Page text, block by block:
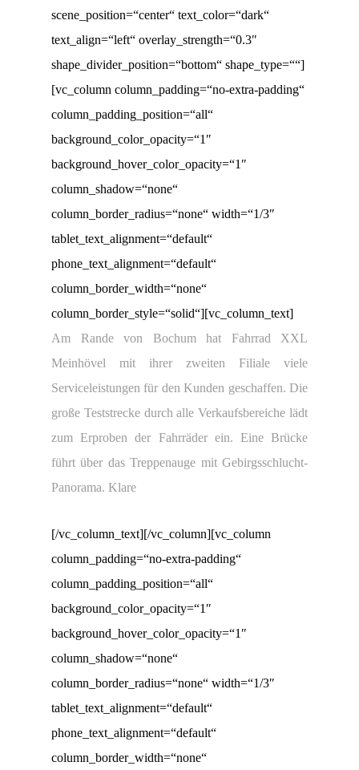
scene_position=“center“ text_color=“dark“
text_align=“left“ overlay_strength=“0.3″
shape_divider_position=“bottom“ shape_type=““]
[vc_column column_padding=“no-extra-padding“
column_padding_position=“all“
background_color_opacity=“1″
background_hover_color_opacity=“1″
column_shadow=“none“
column_border_radius=“none“ width=“1/3″
tablet_text_alignment=“default“
phone_text_alignment=“default“
column_border_width=“none“
column_border_style=“solid“][vc_column_text]
Am Rande von Bochum hat Fahrrad XXL
Meinhövel mit ihrer zweiten Filiale viele
Serviceleistungen für den Kunden geschaffen. Die
große Teststrecke durch alle Verkaufsbereiche lädt
zum Erproben der Fahrräder ein. Eine Brücke
führt über das Treppenauge mit Gebirgsschlucht-
Panorama. Klare
[/vc_column_text][/vc_column][vc_column
column_padding=“no-extra-padding“
column_padding_position=“all“
background_color_opacity=“1″
background_hover_color_opacity=“1″
column_shadow=“none“
column_border_radius=“none“ width=“1/3″
tablet_text_alignment=“default“
phone_text_alignment=“default“
column_border_width=“none“